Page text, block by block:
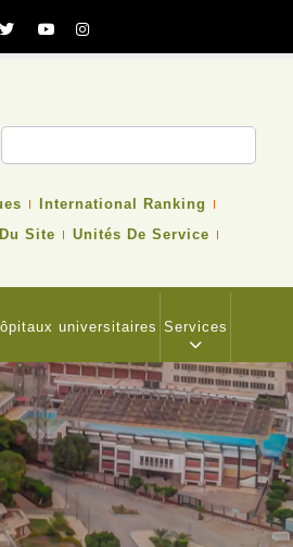
International Ranking
Site
Unités De Service
universitaires Services